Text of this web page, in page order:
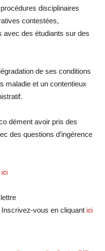
procédures disciplinaires
contestées,
avec des étudiants sur des
de ses conditions
maladie et un contentieux
dément avoir pris des
des questions d’ingérence
ici
Inscrivez-vous en cliquant ici